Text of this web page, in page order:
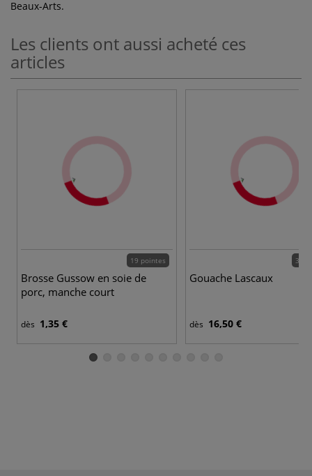
Beaux-Arts.
Les clients ont aussi acheté ces
articles
19 pointes
Brosse Gussow en soie de
porc, manche court
dès 1,35 €
34
Gouache Lascaux
dès 16,50 €